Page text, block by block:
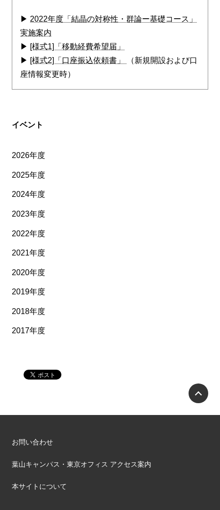
▶ 2022年度「結晶の対称性・群論ー基礎コース」
実施案内
▶ [様式1]「移動経費希望届」
▶ [様式2]「口座振込依頼書」
（新規開設および口
座情報変更時）
イベント
2026年度
2025年度
2024年度
2023年度
2022年度
2021年度
2020年度
2019年度
2018年度
2017年度
お問い合わせ
葉山キャンパス・東京オフィス アクセス案内
本サイトについて